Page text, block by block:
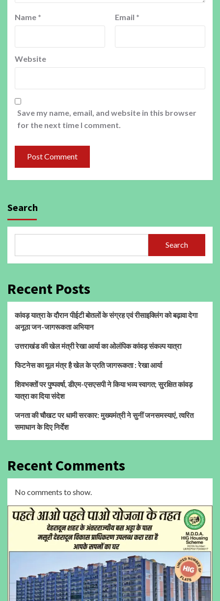
Name * Email *
Website
Save my name, email, and website in this browser
for the next time I comment.
Search
Search
Recent Posts
कांवड़ यात्रा के दौरान पीईटी बोतलों के संग्रह एवं रीसाइक्लिंग को बढ़ावा देगा
अनूठा जन-जागरूकता अभियान
उत्तराखंड की खेल मंत्री रेखा आर्या का ओलंपिक कांवड़ संकल्प यात्रा
फिटनेस का मूल मंत्र है खेल के प्रति जागरूकता : रेखा आर्या
शिवभक्तों पर पुष्पवर्षा, डीएम-एसएसपी ने किया भव्य स्वागत; सुरक्षित कांवड़
यात्रा का दिया संदेश
जनता की चौखट पर धामी सरकार: मुख्यमंत्री ने सुनीं जनसमस्याएं, त्वरित
समाधान के दिए निर्देश
Recent Comments
No comments to show.